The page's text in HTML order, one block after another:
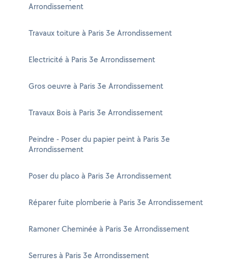
Arrondissement
Travaux toiture à Paris 3e Arrondissement
Electricité à Paris 3e Arrondissement
Gros oeuvre à Paris 3e Arrondissement
Travaux Bois à Paris 3e Arrondissement
Peindre - Poser du papier peint à Paris 3e
Arrondissement
Poser du placo à Paris 3e Arrondissement
Réparer fuite plomberie à Paris 3e Arrondissement
Ramoner Cheminée à Paris 3e Arrondissement
Serrures à Paris 3e Arrondissement